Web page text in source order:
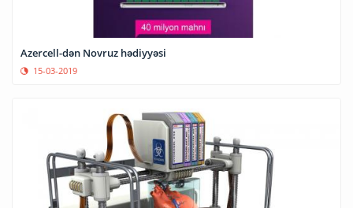
Azercell-dən Novruz hədiyyəsi
15-03-2019